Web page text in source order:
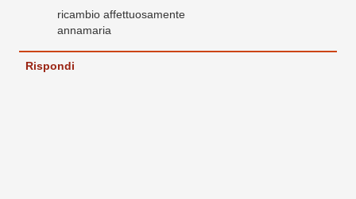
ricambio affettuosamente
annamaria
Rispondi